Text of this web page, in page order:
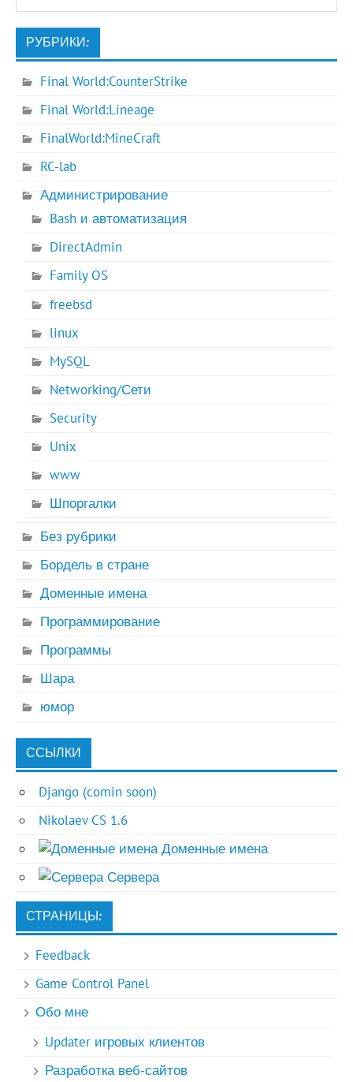
РУБРИКИ:
Final World:CounterStrike
Final World:Lineage
FinalWorld:MineCraft
RC-lab
Администрирование
Bash и автоматизация
DirectAdmin
Family OS
freebsd
linux
MySQL
Networking/Сети
Security
Unix
www
Шпоргалки
Без рубрики
Бордель в стране
Доменные имена
Программирование
Программы
Шара
юмор
ССЫЛКИ
Django (comin soon)
Nikolaev CS 1.6
Доменные имена
Сервера
СТРАНИЦЫ:
Feedback
Game Control Panel
Обо мне
Updater игровых клиентов
Разработка веб-сайтов